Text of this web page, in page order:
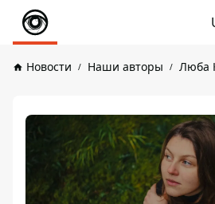
Новости Наши авторы Люба